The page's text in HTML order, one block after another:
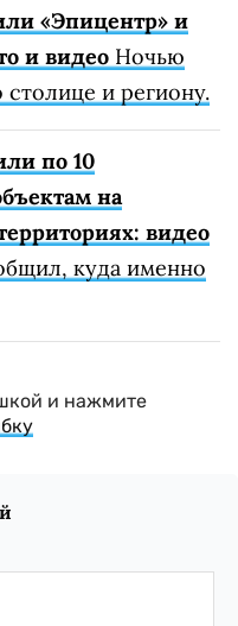
«Эпицентр» и
и видео Ночью
столице и региону.
по 10
на
видео
куда именно
и нажмите